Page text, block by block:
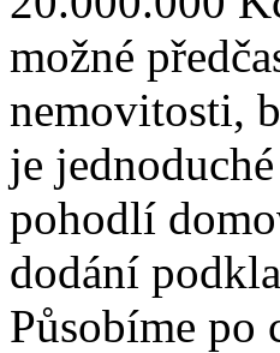
možné
nemovitosti,
je
pohodlí
dodání
Působíme po